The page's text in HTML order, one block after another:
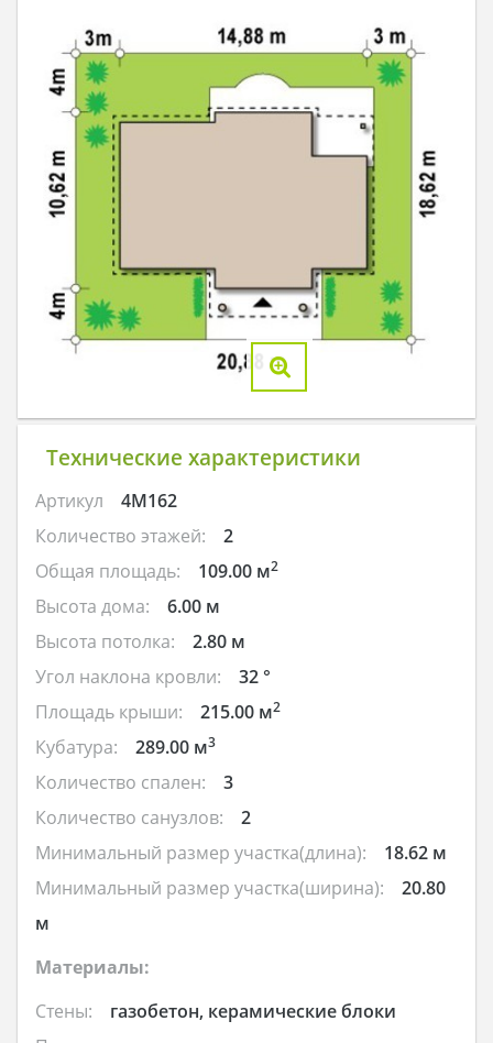
Технические характеристики
Артикул
4M162
Количество этажей:
2
Общая площадь:
109.00 м2
Высота дома:
6.00 м
Высота потолка:
2.80 м
Угол наклона кровли:
32 °
Площадь крыши:
215.00 м2
Кубатура: 289.00 м3
Количество спален:
3
Количество санузлов:
2
Минимальный размер участка(длина):
18.62 м
Минимальный размер участка(ширина):
20.80
м
Материалы:
Стены:
газобетон, керамические блоки